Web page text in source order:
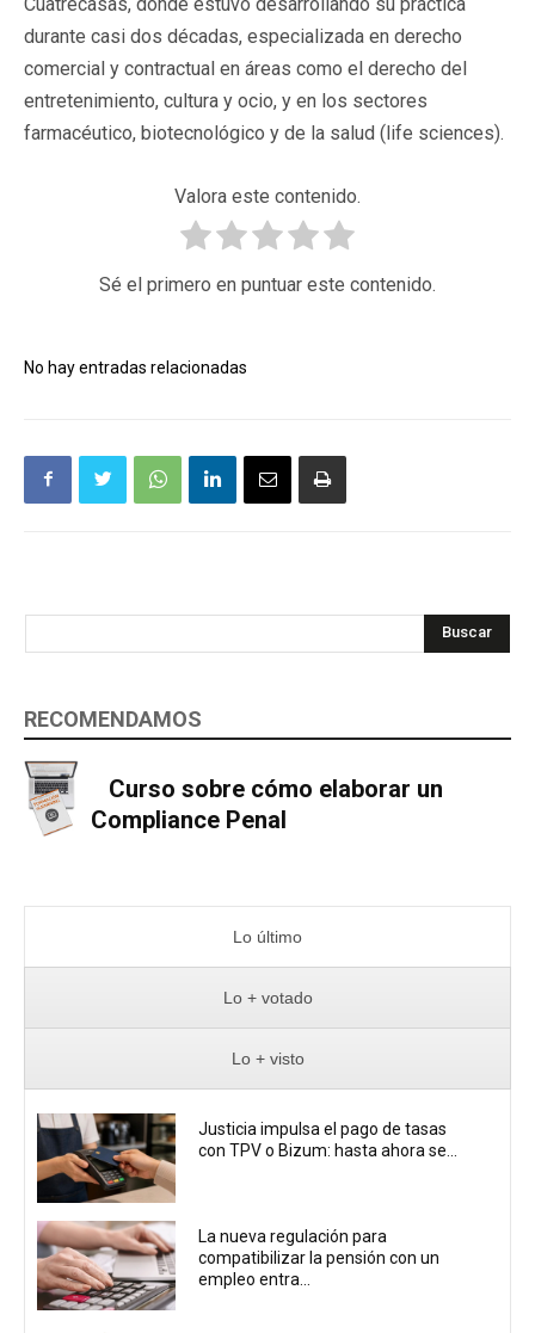
durante casi dos décadas, especializada en derecho
comercial y contractual en áreas como el derecho del
entretenimiento, cultura y ocio, y en los sectores
farmacéutico, biotecnológico y de la salud (life sciences).
Valora este contenido.
Sé el primero en puntuar este contenido.
No hay entradas relacionadas
Buscar
RECOMENDAMOS
Curso sobre cómo elaborar un
Compliance Penal
Lo último
Lo + votado
Lo + visto
Justicia impulsa el pago de tasas
con TPV o Bizum: hasta ahora se...
La nueva regulación para
compatibilizar la pensión con un
empleo entra...